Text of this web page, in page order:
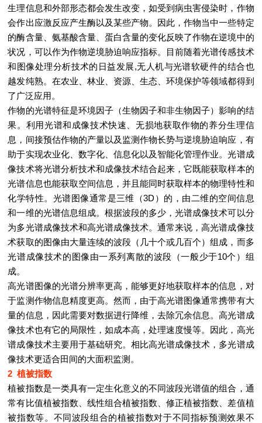
生理信息和外部形态都会发生改变，如受到病虫害侵染时，作物
会作出应激反应产生酶以及某些产物。因此，作物当中一些特定
的酶含量、氨基酸含量、蛋白含量的变化反映了作物在逆境中的
状况，可以作为作物逆境胁迫响应指标。目前随着光谱传感技术
和图像处理分析技术的日益发展,无人机与光谱软硬件的结合也
越发纯熟。在农业、林业、资源、生态、环境保护等领域都得到
了广泛应用。
作物的光谱特征是环境因子（生物因子和非生物因子）影响的结
果。利用光谱和成像技术快速、无损地获取作物的养分生理信
息，间接预估作物的产量以及监测作物长势与逆境胁迫响应，有
助于实现农业化、数字化、信息化以及智能化管理作业。光谱成
像技术将光谱分析技术和成像技术结合起来，它既能获取样本的
光谱信息也能获取空间信息，并且能同时获取样本的物理特性和
化学特性。光谱图像通常是三维（3D）的，由二维的空间信息
和一维的光谱信息组成。根据波段的多少，光谱成像技术可以分
为多光谱成像技术和高光谱成像技术。通常来说，高光谱成像技
术获取的图像由大量连续的波段（几十个或几百个）组成，而多
光谱成像技术的图像由一系列离散的波段（一般少于10个）组
成。
高光谱图像的光谱分辨率更高，能够更好地获取样本的信息，对
于监测作物信息精度更高。然而，由于高光谱图像通常携带有大
量的信息，因此需要对数据进行降维，去除冗余信息。高光谱成
像技术也有它的局限性，如成本高，处理速度慢等。因此，高光
谱成像技术主要用于基础研究。相比高光谱成像技术，多光谱成
像技术更适合田间的大面积监测。
2 植被指数
植被指数是一类具有一定生化意义的不同波段光谱值的组合，通
常有比值植被指数、线性组合植被指数、修正植被指数、差值植
被指数等。不同波段组合的植被指数对于不同指标预测效果不